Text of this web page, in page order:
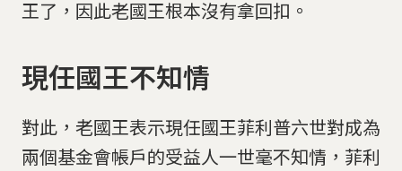
王了，因此老國王根本沒有拿回扣。
現任國王不知情
對此，老國王表示現任國王菲利普六世對成為
兩個基金會帳戶的受益人一世毫不知情，菲利